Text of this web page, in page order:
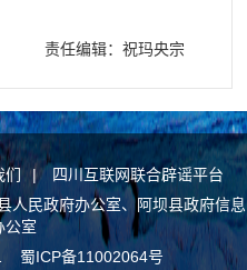
责任编辑：祝玛央宗
们 |
四川互联网联合辟谣平台
民政府办公室、阿坝县政府信息
公室
蜀ICP备11002064号